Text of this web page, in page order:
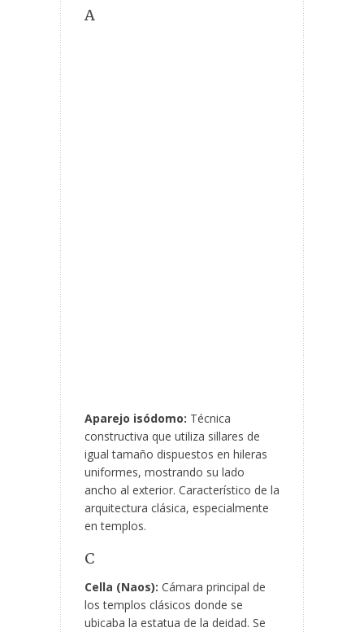
A
Aparejo isódomo: Técnica
constructiva que utiliza sillares de
igual tamaño dispuestos en hileras
uniformes, mostrando su lado
ancho al exterior. Característico de la
arquitectura clásica, especialmente
en templos.
C
Cella (Naos): Cámara principal de
los templos clásicos donde se
ubicaba la estatua de la deidad. Se